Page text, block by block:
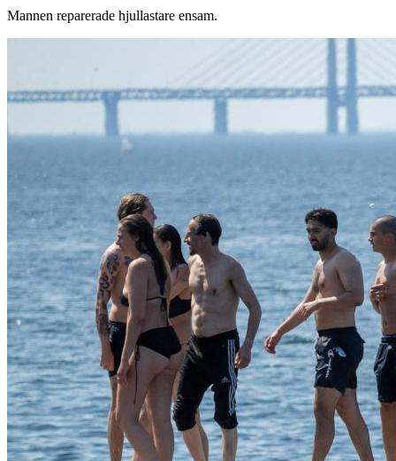
Mannen reparerade hjullastare ensam.